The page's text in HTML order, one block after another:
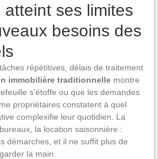
ses limites
besoins des
répétitives, délais de traitement
immobilière traditionnellemontre
s’étoffe ou que les demandes
propriétaires constatent à quel
complexifie leur quotidien. La
la location saisonnière :
démarches, et il ne suffit plus de
la main.